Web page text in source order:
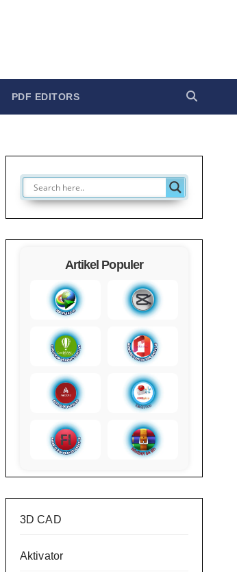
PDF EDITORS
Artikel Populer
3D CAD
Aktivator